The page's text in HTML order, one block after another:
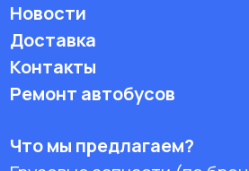
Новости
Доставка
Контакты
Ремонт автобусов
Что мы предлагаем?